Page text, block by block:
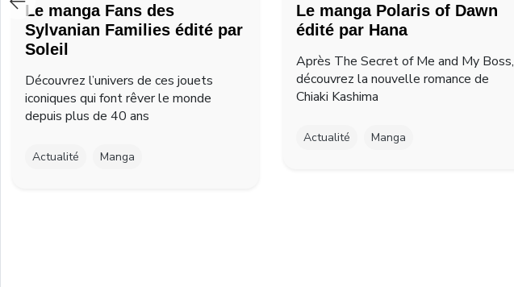
Le manga Fans des
Sylvanian Families édité par
Soleil
Découvrez l’univers de ces jouets
iconiques qui font rêver le monde
depuis plus de 40 ans
Actualité Manga
Le manga Polaris of Dawn
édité par Hana
Après The Secret of Me and My Boss,
découvrez la nouvelle romance de
Chiaki Kashima
Actualité Manga